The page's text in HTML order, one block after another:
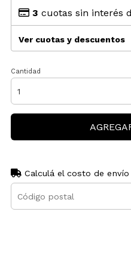
3 cuotas sin interés
Ver cuotas y descuentos
Cantidad
Calculá el costo de envío